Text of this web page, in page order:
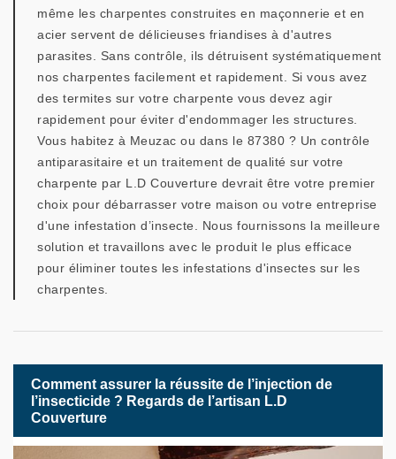
même les charpentes construites en maçonnerie et en
acier servent de délicieuses friandises à d'autres
parasites. Sans contrôle, ils détruisent systématiquement
nos charpentes facilement et rapidement. Si vous avez
des termites sur votre charpente vous devez agir
rapidement pour éviter d'endommager les structures.
Vous habitez à Meuzac ou dans le 87380 ? Un contrôle
antiparasitaire et un traitement de qualité sur votre
charpente par L.D Couverture devrait être votre premier
choix pour débarrasser votre maison ou votre entreprise
d'une infestation d’insecte. Nous fournissons la meilleure
solution et travaillons avec le produit le plus efficace
pour éliminer toutes les infestations d'insectes sur les
charpentes.
Comment assurer la réussite de l’injection de
l’insecticide ? Regards de l’artisan L.D
Couverture